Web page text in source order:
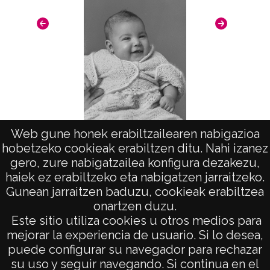
Web gune honek erabiltzailearen nabigazioa
hobetzeko cookieak erabiltzen ditu. Nahi izanez
gero, zure nabigatzailea konfigura dezakezu,
haiek ez erabiltzeko eta nabigatzen jarraitzeko.
Gunean jarraitzen baduzu, cookieak erabiltzea
onartzen duzu.
Este sitio utiliza cookies u otros medios para
mejorar la experiencia de usuario. Si lo desea,
puede configurar su navegador para rechazar
su uso y seguir navegando. Si continua en el
1950 (Atribuida)
El asilo Provincial de Nuestra Señora de las
Nieves, también conocido como asilo de
Santa María de las Nieves, se inauguró en
1907, como inclusa, asilo y manicomio. Con
el tiempo, también llegó a tener una clínica
materno infantil. ; La datación de este
reportaje se ha realizado a partir de la
identificació n de un calendario que
aparece en la imagen con la signatura
ATHA.DAF.SCH.NV.015.0 38, donde se
aprecia el día de la semana en que empieza
Retrato: Mª del Carmen Olivares
AVISO LEGAL
POLÍTICA DE PRIVACIDAD
ACCESIBILIDAD